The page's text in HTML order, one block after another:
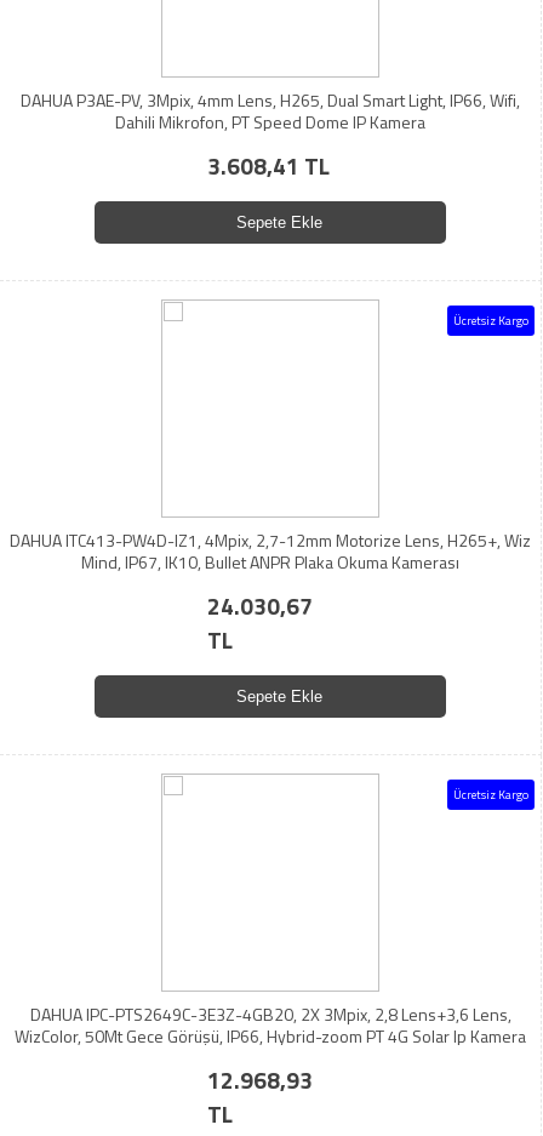
DAHUA P3AE-PV, 3Mpix, 4mm Lens, H265, Dual Smart Light, IP66, Wifi,
Dahili Mikrofon, PT Speed Dome IP Kamera
3.608,41 TL
Sepete Ekle
Ücretsiz Kargo
DAHUA ITC413-PW4D-IZ1, 4Mpix, 2,7-12mm Motorize Lens, H265+, Wiz
Mind, IP67, IK10, Bullet ANPR Plaka Okuma Kamerası
24.030,67
TL
Sepete Ekle
Ücretsiz Kargo
DAHUA IPC-PTS2649C-3E3Z-4GB20, 2X 3Mpix, 2,8 Lens+3,6 Lens,
WizColor, 50Mt Gece Görüşü, IP66, Hybrid-zoom PT 4G Solar Ip Kamera
12.968,93
TL